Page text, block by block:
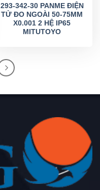
293-342-30 PANME ĐIỆN
TỬ ĐO NGOÀI 50-75MM
X0.001 2 HỆ IP65
MITUTOYO